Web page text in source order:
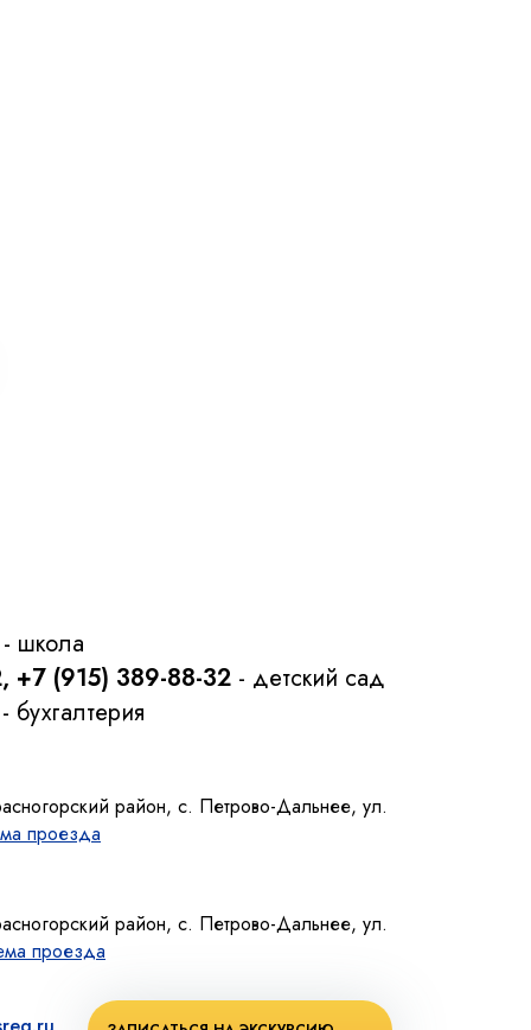
- школа
+7 (915) 389-88-32 - детский сад
- бухгалтерия
район, с. Петрово-Дальнее, ул.
проезда
район, с. Петрово-Дальнее, ул.
проезда